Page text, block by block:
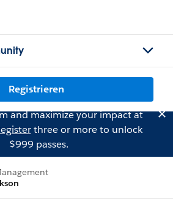
Registrieren
and maximize your impact at
three or more to unlock
$999 passes.